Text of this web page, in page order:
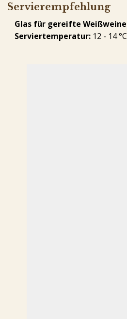
Servierempfehlung
Glas für gereifte Weißweine
Serviertemperatur: 12 - 14 °C